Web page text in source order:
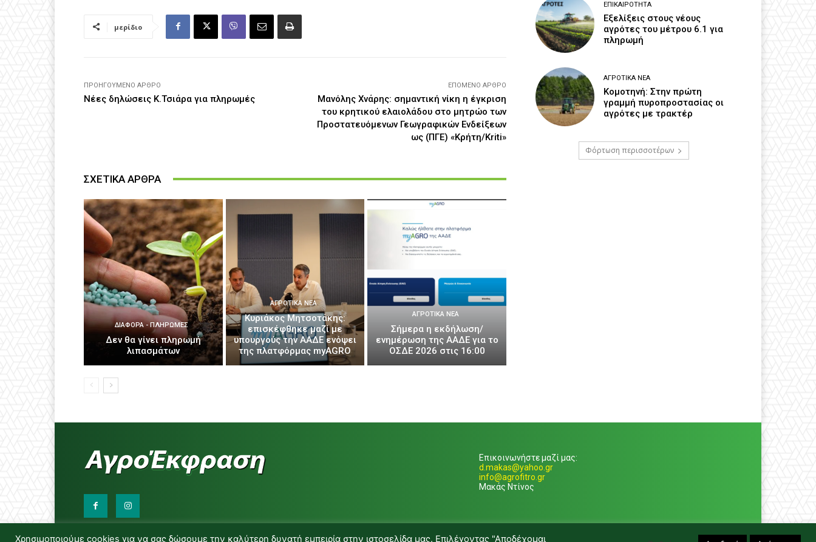
μερίδιο
ΠΡΟΗΓΟΎΜΕΝΟ ΆΡΘΡΟ
Νέες δηλώσεις Κ.Τσιάρα για πληρωμές
ΕΠΌΜΕΝΟ ΆΡΘΡΟ
Μανόλης Χνάρης: σημαντική νίκη η έγκριση
του κρητικού ελαιολάδου στο μητρώο των
Προστατευόμενων Γεωγραφικών Ενδείξεων
ως (ΠΓΕ) «Κρήτη/Kriti»
ΣΧΕΤΙΚΑ ΑΡΘΡΑ
ΔΙΆΦΟΡΑ - ΠΛΗΡΩΜΈΣ
Δεν θα γίνει πληρωμή
λιπασμάτων
ΑΓΡΟΤΙΚΆ ΝΈΑ
Κυριάκος Μητσοτάκης:
επισκέφθηκε μαζί με
υπουργούς την ΑΑΔΕ ενόψει
της πλατφόρμας myAGRO
ΑΓΡΟΤΙΚΆ ΝΈΑ
Σήμερα η εκδήλωση/
ενημέρωση της ΑΑΔΕ για το
ΟΣΔΕ 2026 στις 16:00
ΕΠΙΚΑΙΡΌΤΗΤΑ
Εξελίξεις στους νέους
αγρότες του μέτρου 6.1 για
πληρωμή
ΑΓΡΟΤΙΚΆ ΝΈΑ
Κομοτηνή: Στην πρώτη
γραμμή πυροπροστασίας οι
αγρότες με τρακτέρ
Φόρτωση περισσοτέρων
Επικοινωνήστε μαζί μας:
d.makas@yahoo.gr
info@agrofitro.gr
Μακάς Ντίνος
Χρησιμοποιούμε cookies για να σας δώσουμε την καλύτερη δυνατή εμπειρία στην ιστοσελίδα μας. Επιλέγοντας "Αποδέχομαι